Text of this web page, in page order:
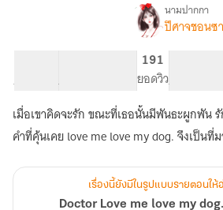
เรื่องDoctor
dog.
(มี
E-
นามปากกา
ปีศาจชอนซา
จำนวนคำ จำนวนหน้า (A5)
191
ยอดวิวระดับเนื้อหา
เมื่อเขาคิดจะรัก ขณะที่เธอนั้นมีพันธะผูกพัน
คำที่คุ้นเคย love me love my dog. จึงเป็นที่
เรื่องนี้ยังมีในรูปแบบรายตอนให้
Doctor Love me love my